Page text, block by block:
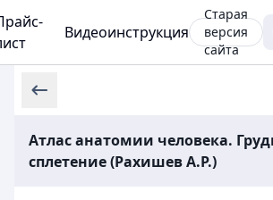
Видеоинструкция
Старая
версия
сайта
Атлас анатомии человека.
сплетение (Рахишев А.Р.)